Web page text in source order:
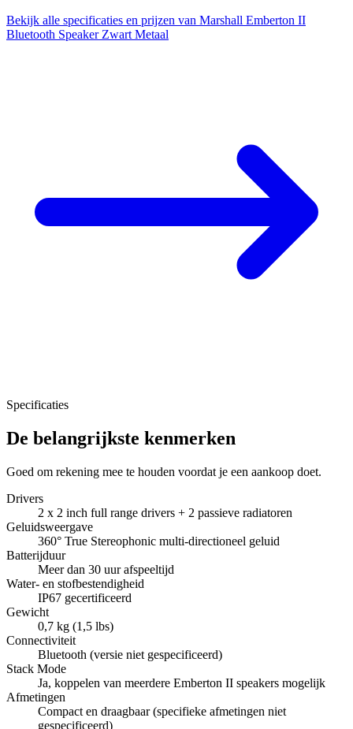
Bekijk alle specificaties en prijzen van Marshall Emberton II
Bluetooth Speaker Zwart Metaal
Specificaties
De belangrijkste kenmerken
Goed om rekening mee te houden voordat je een aankoop doet.
Drivers
2 x 2 inch full range drivers + 2 passieve radiatoren
Geluidsweergave
360° True Stereophonic multi-directioneel geluid
Batterijduur
Meer dan 30 uur afspeeltijd
Water- en stofbestendigheid
IP67 gecertificeerd
Gewicht
0,7 kg (1,5 lbs)
Connectiviteit
Bluetooth (versie niet gespecificeerd)
Stack Mode
Ja, koppelen van meerdere Emberton II speakers mogelijk
Afmetingen
Compact en draagbaar (specifieke afmetingen niet
gespecificeerd)